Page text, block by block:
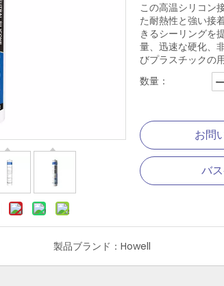
この高温シリコン
た耐熱性と強い接
きるシーリングを
量、迅速な硬化、
びプラスチックの
数量：
お問
バ
製品ブランド： Howell